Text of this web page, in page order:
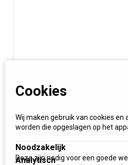
Cookies
Wij maken gebruik van cookies
worden die opgeslagen op het
Noodzakelijk
Deze zijn nodig voor een goede
Analytisch